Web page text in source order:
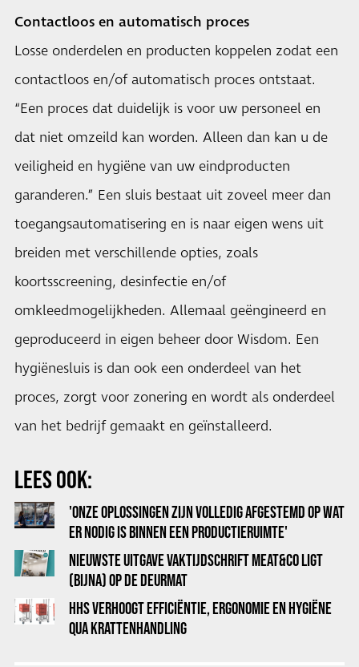
Contactloos en automatisch proces
Losse onderdelen en producten koppelen zodat een
contactloos en/of automatisch proces ontstaat.
“Een proces dat duidelijk is voor uw personeel en
dat niet omzeild kan worden. Alleen dan kan u de
veiligheid en hygiëne van uw eindproducten
garanderen.” Een sluis bestaat uit zoveel meer dan
toegangsautomatisering en is naar eigen wens uit
breiden met verschillende opties, zoals
koortsscreening, desinfectie en/of
omkleedmogelijkheden. Allemaal geëngineerd en
geproduceerd in eigen beheer door Wisdom. Een
hygiënesluis is dan ook een onderdeel van het
proces, zorgt voor zonering en wordt als onderdeel
van het bedrijf gemaakt en geïnstalleerd.
LEES OOK:
'ONZE OPLOSSINGEN ZIJN VOLLEDIG AFGESTEMD OP WAT
ER NODIG IS BINNEN EEN PRODUCTIERUIMTE'
NIEUWSTE UITGAVE VAKTIJDSCHRIFT MEAT&CO LIGT
(BIJNA) OP DE DEURMAT
HHS VERHOOGT EFFICIËNTIE, ERGONOMIE EN HYGIËNE
QUA KRATTENHANDLING